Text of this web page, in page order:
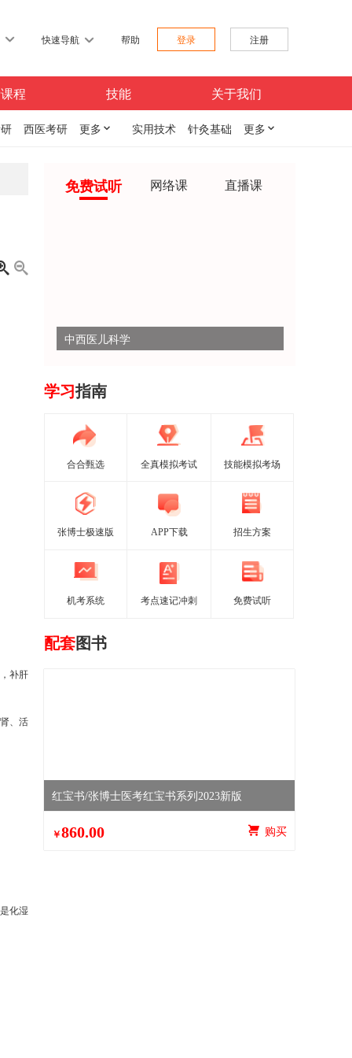
快速导航 帮助 登录 注册
程 技能 关于我们
西医考研 更多  实用技术 针灸基础 更多 

补肝
、活
化湿
免费试听 网络课 直播课
中西医儿科学
学习指南
合合甄选 全真模拟考试 技能模拟考场
张博士极速版 APP下载 招生方案
机考系统 考点速记冲刺 免费试听
配套图书
红宝书/张博士医考红宝书系列2023新版
￥860.00  购买